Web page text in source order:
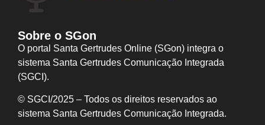
Sobre o SGon
O portal Santa Gertrudes Online (SGon) integra o
sistema Santa Gertrudes Comunicação Integrada
(SGCI).
© SGCI/2025 – Todos os direitos reservados ao
sistema Santa Gertrudes Comunicação I ntegrada.